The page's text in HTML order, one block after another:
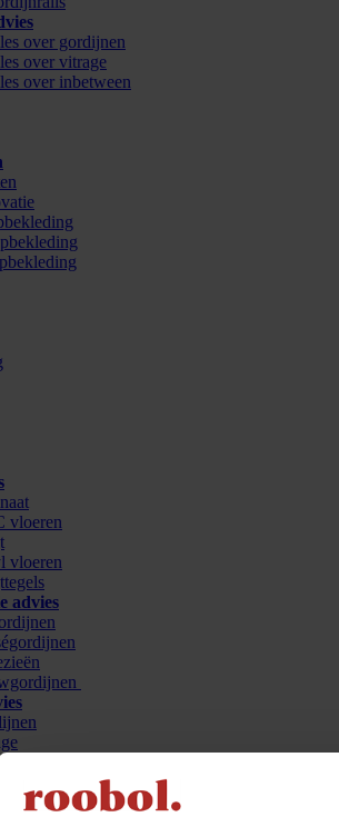
over gordijnen
over vitrage
over inbetween
vloeren
vloeren
advies